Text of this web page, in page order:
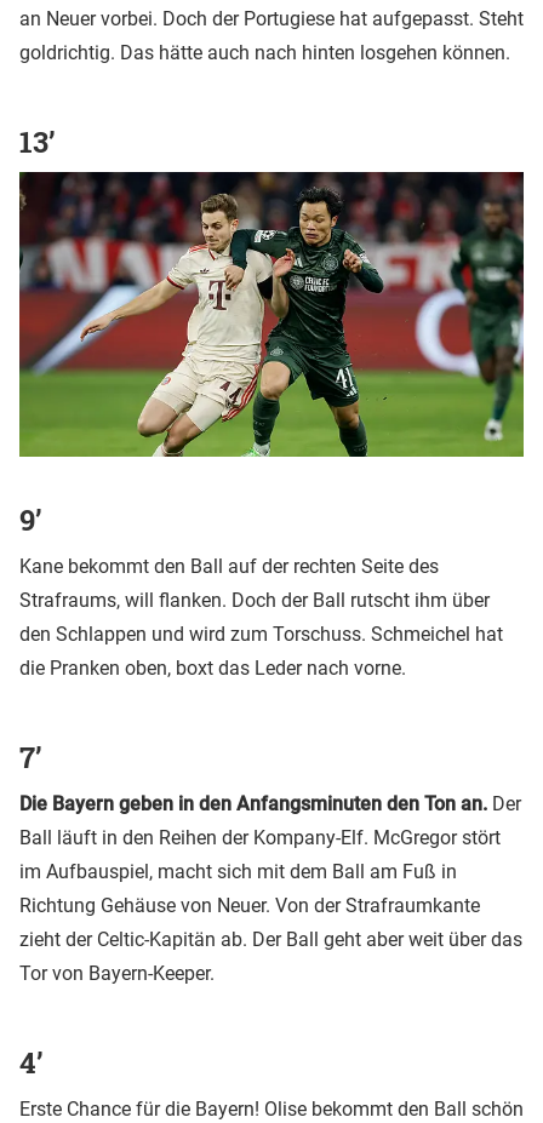
an Neuer vorbei. Doch der Portugiese hat aufgepasst. Steht
goldrichtig. Das hätte auch nach hinten losgehen können.
13’
9’
Kane bekommt den Ball auf der rechten Seite des
Strafraums, will flanken. Doch der Ball rutscht ihm über
den Schlappen und wird zum Torschuss. Schmeichel hat
die Pranken oben, boxt das Leder nach vorne.
7’
Die Bayern geben in den Anfangsminuten den Ton an. Der
Ball läuft in den Reihen der Kompany-Elf. McGregor stört
im Aufbauspiel, macht sich mit dem Ball am Fuß in
Richtung Gehäuse von Neuer. Von der Strafraumkante
zieht der Celtic-Kapitän ab. Der Ball geht aber weit über das
Tor von Bayern-Keeper.
4’
Erste Chance für die Bayern! Olise bekommt den Ball schön